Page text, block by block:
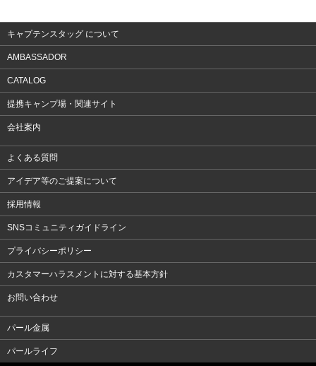
キャプテンスタッグ について
AMBASSADOR
CATALOG
提携キャンプ場・関連サイト
会社案内
よくある質問
アイデア等のご提案について
採用情報
SNSコミュニティガイドライン
プライバシーポリシー
カスタマーハラスメントに対する基本方針
お問い合わせ
パール金属
パールライフ